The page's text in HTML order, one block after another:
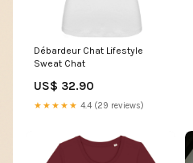
Débardeur Chat Lifestyle
Sweat Chat
US$ 32.90
★★★★★ 4.4 (29 reviews)